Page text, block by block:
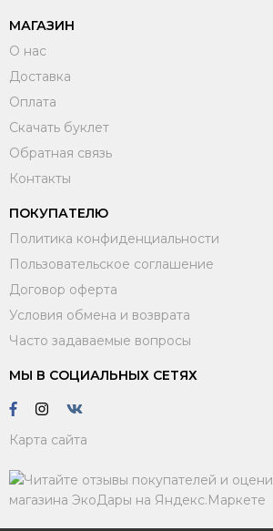
МАГАЗИН
О нас
Доставка
Оплата
Скачать буклет
Обратная связь
Контакты
ПОКУПАТЕЛЮ
Политика конфиденциальности
Пользовательское соглашение
Договор оферта
Условия обмена и возврата
Часто задаваемые вопросы
МЫ В СОЦИАЛЬНЫХ СЕТЯХ
Карта сайта